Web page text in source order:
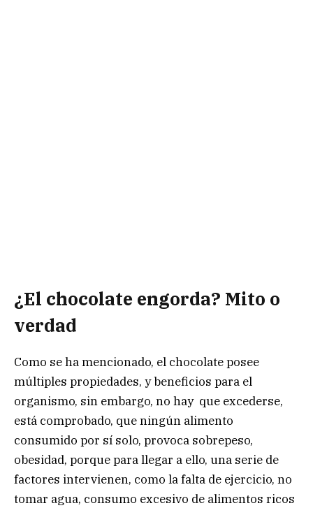
¿El chocolate engorda? Mito o
verdad
Como se ha mencionado, el chocolate posee
múltiples propiedades, y beneficios para el
organismo, sin embargo, no hay que excederse,
está comprobado, que ningún alimento
consumido por sí solo, provoca sobrepeso,
obesidad, porque para llegar a ello, una serie de
factores intervienen, como la falta de ejercicio, no
tomar agua, consumo excesivo de alimentos ricos